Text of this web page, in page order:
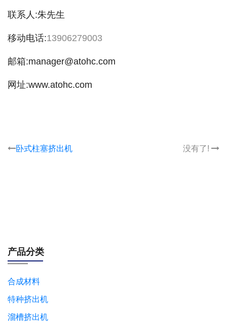
联系人:朱先生
移动电话:13906279003
邮箱:manager@atohc.com
网址:www.atohc.com
卧式柱塞挤出机 没有了!
产品分类
合成材料
特种挤出机
溜槽挤出机